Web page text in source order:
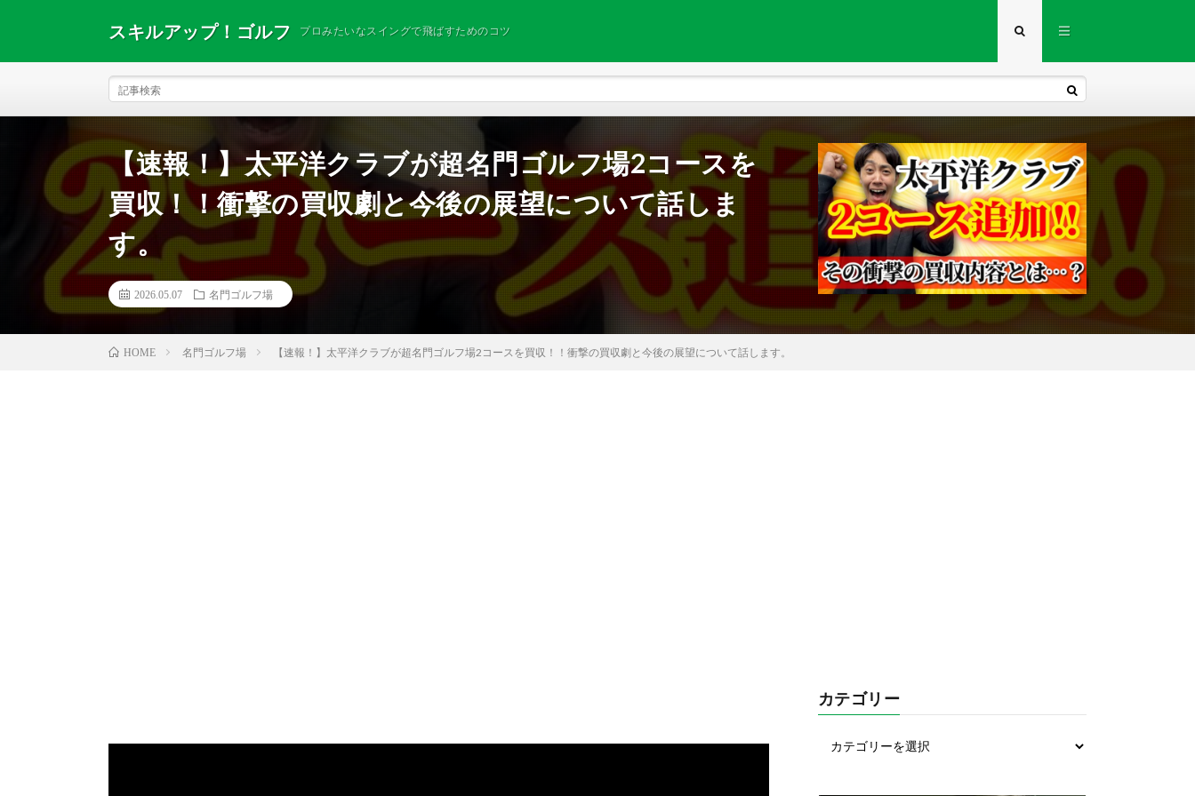
スキルアップ！ゴルフ プロみたいなスイングで飛ばすためのコツ
【速報！】太平洋クラブが超名門ゴルフ場2コースを
買収！！衝撃の買収劇と今後の展望について話しま
す。
2026.05.07 名門ゴルフ場
HOME 名門ゴルフ場 【速報！】太平洋クラブが超名門ゴルフ場2コースを買収！！衝撃の買収劇と今後の展望について話します。
カテゴリー